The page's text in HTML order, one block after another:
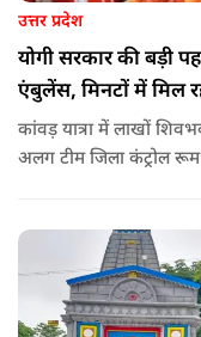
उत्तर प्रदेश
योगी सरकार की बड़ी
एंबुलेंस, मिनटों में मिल
कांवड़ यात्रा में लाखों
अलग टीम जिला कंट्रोल रूम